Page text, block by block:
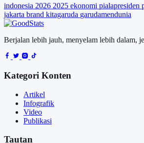
indonesia 2026 2025 ekonomi pialapresiden
jakarta brand kitagaruda garudamendunia
Berjalan lebih jauh, menyelam lebih dalam,
Kategori Konten
Artikel
Infografik
Video
Publikasi
Tautan